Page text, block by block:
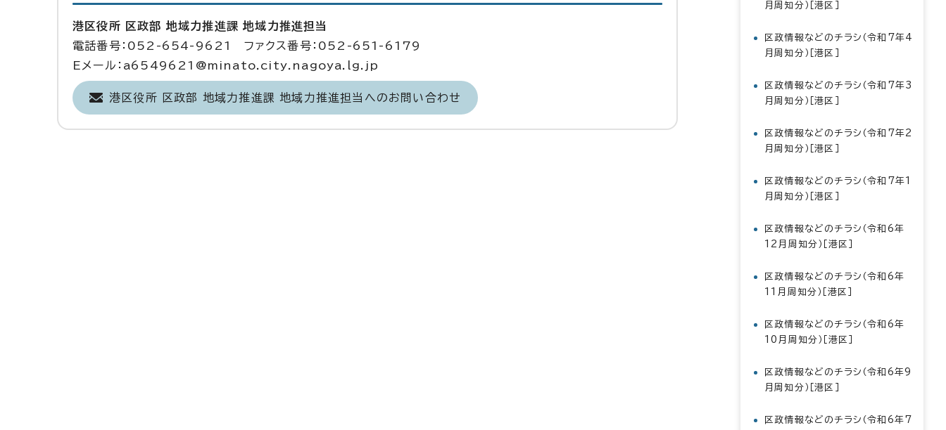
港区役所 区政部 地域力推進課 地域力推進担当
電話番号：052-654-9621 ファクス番号：052-651-6179
Eメール：a6549621@minato.city.nagoya.lg.jp
港区役所 区政部 地域力推進課 地域力推進担当へのお問い合わせ
月周知分）［港区］
区政情報などのチラシ（令和7年4
月周知分）［港区］
区政情報などのチラシ（令和7年3
月周知分）［港区］
区政情報などのチラシ（令和7年2
月周知分）［港区］
区政情報などのチラシ（令和7年1
月周知分）［港区］
区政情報などのチラシ（令和6年
12月周知分）［港区］
区政情報などのチラシ（令和6年
11月周知分）［港区］
区政情報などのチラシ（令和6年
10月周知分）［港区］
区政情報などのチラシ（令和6年9
月周知分）［港区］
区政情報などのチラシ（令和6年7